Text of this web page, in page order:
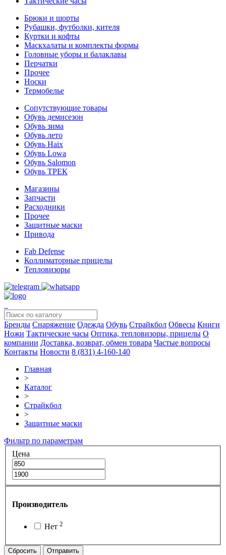
Брюки и шорты
Рубашки, футболки, кителя
Куртки и кофты
Маскхалаты и комплекты формы
Головные уборы и балаклавы
Перчатки
Прочее
Носки
Термобелье
Сопутствующие товары
Обувь демисезон
Обувь зима
Обувь лето
Обувь Haix
Обувь Lowa
Обувь Salomon
Обувь ТРЕК
Магазины
Запчасти
Расходники
Прочее
Защитные маски
Привода
Fab Defense
Коллиматорные прицелы
Тепловизоры
Бренды Снаряжение Одежда Обувь Страйкбол Обвесы Книги
Ножи Тактические часы Оптика, тепловизоры, прицелы О
компании Доставка, возврат, обмен товара Частые вопросы
Контакты Новости 8 (831) 4-160-140
Главная
>
Каталог
>
Страйкбол
>
Защитные маски
Фильтр по параметрам
Цена
Производитель
Нет 2
Сбросить Отправить